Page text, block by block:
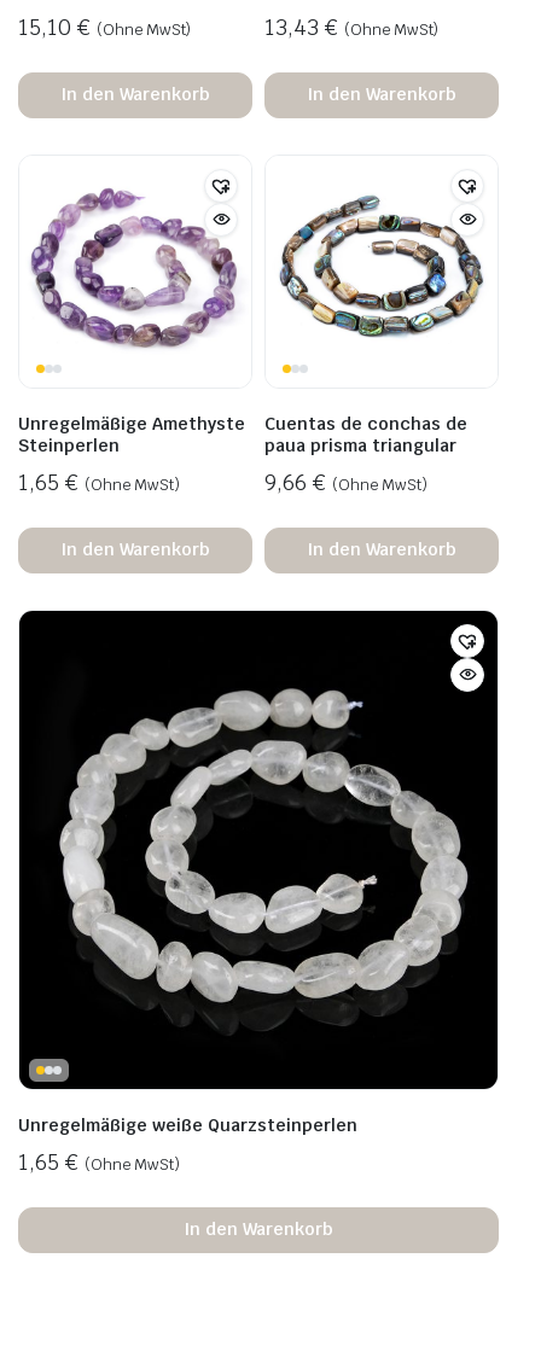
15,10 € (Ohne MwSt)
In den Warenkorb
13,43 € (Ohne MwSt)
In den Warenkorb
Unregelmäßige Amethyste
Steinperlen
1,65 € (Ohne MwSt)
In den Warenkorb
Cuentas de conchas de
paua prisma triangular
9,66 € (Ohne MwSt)
In den Warenkorb
Unregelmäßige weiße Quarzsteinperlen
1,65 € (Ohne MwSt)
In den Warenkorb